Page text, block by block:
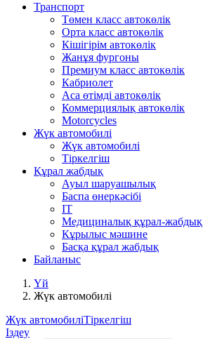
Транспорт
Төмен класс автокөлік
Орта класс автокөлік
Кішігірім автокөлік
Жанұя фургоны
Премиум класс автокөлік
Кабриолет
Аса өтімді автокөлік
Коммерциялық автокөлік
Motorcycles
Жүк автомобилі
Жүк автомобилі
Тіркелгіш
Құрал жабдық
Ауыл шаруашылық
Баспа өнеркәсібі
IT
Медициналық құрал-жабдық
Кұрылыс мәшине
Басқа құрал жабдық
Байланыс
Үй
Жүк автомобилі
Жүк автомобиліТіркелгіш
Іздеу